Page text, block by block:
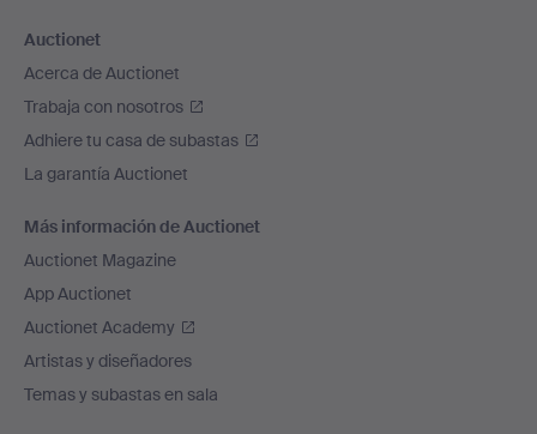
Auctionet
Acerca de Auctionet
Trabaja con nosotros
Adhiere tu casa de subastas
La garantía Auctionet
Más información de Auctionet
Auctionet Magazine
App Auctionet
Auctionet Academy
Artistas y diseñadores
Temas y subastas en sala